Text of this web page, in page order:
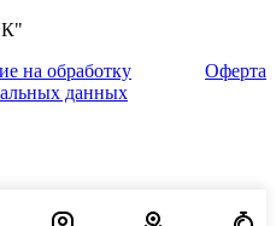
на обработку
данных
Оферта